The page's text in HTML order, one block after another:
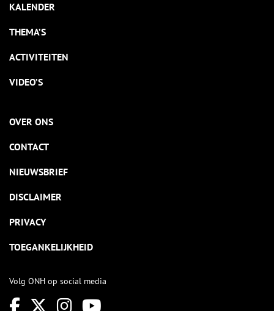
KALENDER
THEMA’S
ACTIVITEITEN
VIDEO’S
OVER ONS
CONTACT
NIEUWSBRIEF
DISCLAIMER
PRIVACY
TOEGANKELIJKHEID
Volg ONH op social media